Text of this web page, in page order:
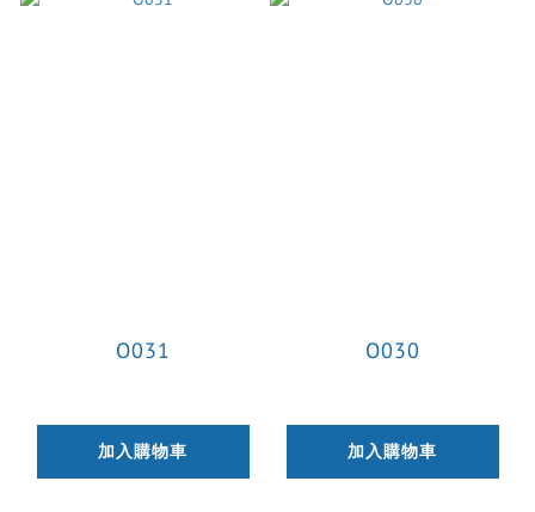
O031
加入購物車
O030
加入購物車